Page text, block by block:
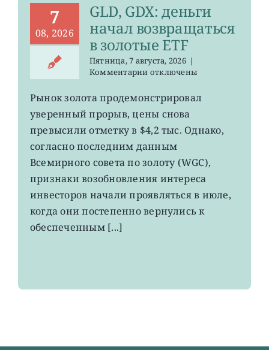
7
08, 2026
GLD, GDX: деньги
начал возвращаться
в золотые ETF
Пятница, 7 августа, 2026 |
Комментариик
GLD,
GDX:
деньги
начал
в
золотые
отключены
Рынок золота продемонстрировал
уверенный прорыв, цены снова
превысили отметку в $4,2 тыс. Однако,
согласно последним данным
Всемирного совета по золоту (WGC),
признаки возобновления интереса
инвесторов начали проявляться в июле,
когда они постепенно вернулись к
обеспеченным [...]